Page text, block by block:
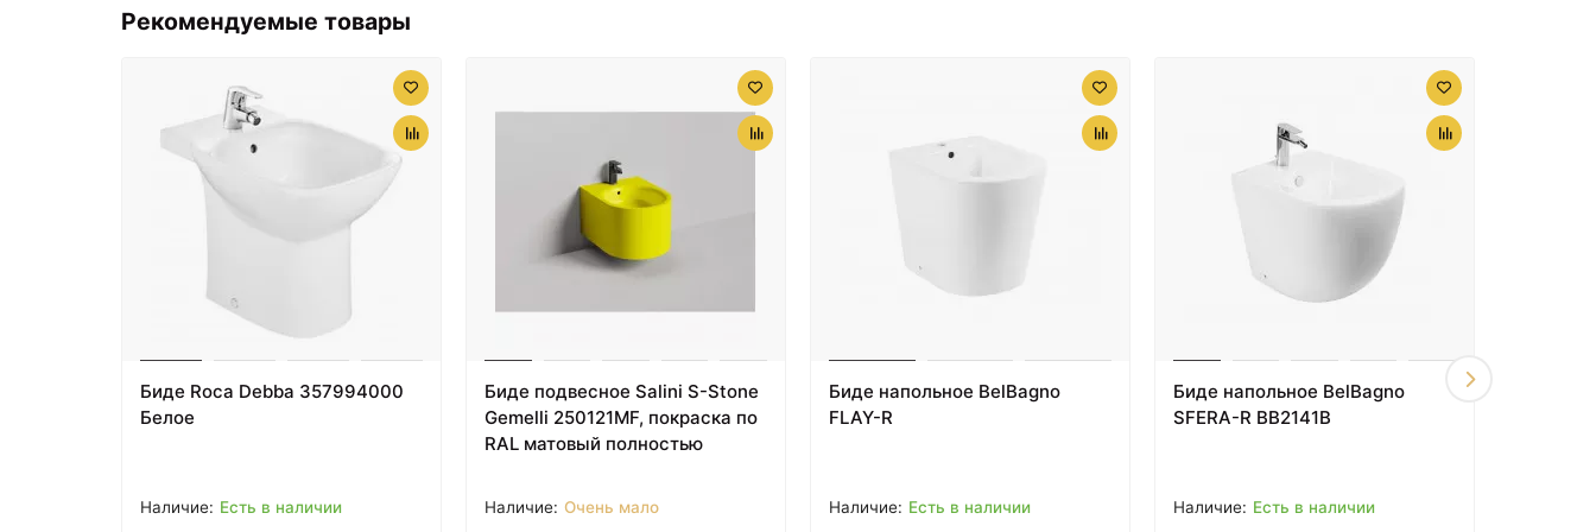
бронза Artceram
45644 ₽
Artceram Hermitage
Рекомендуемые товары
Биде Roca Debba 357994000
Белое
Есть в наличии
Биде подвесное Salini S-Stone
Gemelli 250121MF, покраска по
RAL матовый полностью
Очень мало
Биде напольное BelBagno
FLAY-R
Есть в наличии
Биде напольное BelBagno
SFERA-R BB2141B
Есть в наличии